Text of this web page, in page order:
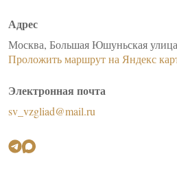
Адрес
Москва, Большая Юшуньская
Проложить маршрут на Яндекс
Электронная почта
sv_vzgliad@mail.ru